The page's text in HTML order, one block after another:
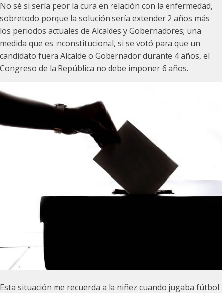
No sé si sería peor la cura en relación con la enfermedad,
sobretodo porque la solución sería extender 2 años más
los periodos actuales de Alcaldes y Gobernadores; una
medida que es inconstitucional, si se votó para que un
candidato fuera Alcalde o Gobernador durante 4 años, el
Congreso de la República no debe imponer 6 años.
Esta situación me recuerda a la niñez cuando jugaba fútbol